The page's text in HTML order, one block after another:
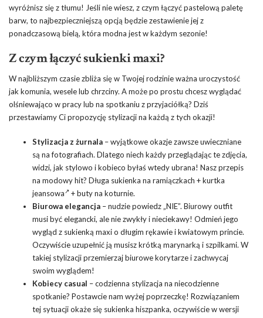
wyróżnisz się z tłumu! Jeśli nie wiesz, z czym łączyć pastelową paletę
barw, to najbezpieczniejszą opcją będzie zestawienie jej z
ponadczasową bielą, która modna jest w każdym sezonie!
Z czym łączyć sukienki maxi?
W najbliższym czasie zbliża się w Twojej rodzinie ważna uroczystość
jak komunia, wesele lub chrzciny. A może po prostu chcesz wyglądać
olśniewająco w pracy lub na spotkaniu z przyjaciółką? Dziś
przestawiamy Ci propozycję stylizacji na każdą z tych okazji!
Stylizacja z żurnala – wyjątkowe okazje zawsze uwieczniane
są na fotografiach. Dlatego niech każdy przeglądając te zdjęcia,
widzi, jak stylowo i kobieco byłaś wtedy ubrana! Nasz przepis
na modowy hit? Długa sukienka na ramiączkach +kurtka
jeansowa
+ buty na koturnie.
Biurowa elegancja – nudzie powiedz „NIE”. Biurowy outfit
musi być elegancki, ale nie zwykły i nieciekawy! Odmień jego
wygląd z sukienką maxi o długim rękawie i kwiatowym princie.
Oczywiście uzupełnić ją musisz krótką marynarką i szpilkami. W
takiej stylizacji przemierzaj biurowe korytarze i zachwycaj
swoim wyglądem!
Kobiecy casual – codzienna stylizacja na niecodzienne
spotkanie? Postawcie nam wyżej poprzeczkę! Rozwiązaniem
tej sytuacji okaże się sukienka hiszpanka, oczywiście w wersji